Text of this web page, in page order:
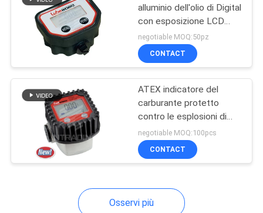
alluminio dell'olio di Digital
con esposizione LCD
alimentata dalla batteria
3.6V
negotiable MOQ:50pz
CONTACT
ATEX indicatore del
carburante protetto
contro le esplosioni di
Digital di 35 litri per
gasolio
negotiable MOQ:100pcs
CONTACT
Osservi più